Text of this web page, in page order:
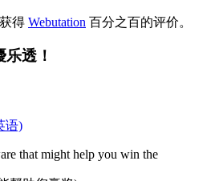
得 Webutation 百分之百的评价。
透！
that might help you win the